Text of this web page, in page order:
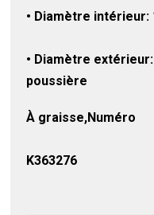
• Diamètre intérieur:
• Diamètre
poussière
À graisse,Numéro
K363276